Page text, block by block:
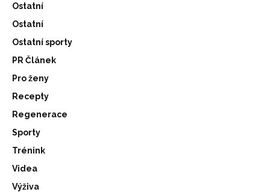
Ostatní
Ostatní
Ostatní sporty
PR Článek
Pro ženy
Recepty
Regenerace
Sporty
Trénink
Videa
Výživa